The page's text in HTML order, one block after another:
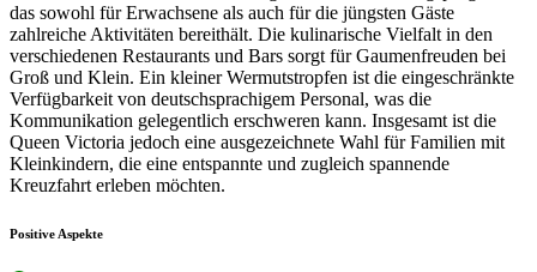
das sowohl für Erwachsene als auch für die jüngsten Gäste
zahlreiche Aktivitäten bereithält. Die kulinarische Vielfalt in den
verschiedenen Restaurants und Bars sorgt für Gaumenfreuden bei
Groß und Klein. Ein kleiner Wermutstropfen ist die eingeschränkte
Verfügbarkeit von deutschsprachigem Personal, was die
Kommunikation gelegentlich erschweren kann. Insgesamt ist die
Queen Victoria jedoch eine ausgezeichnete Wahl für Familien mit
Kleinkindern, die eine entspannte und zugleich spannende
Kreuzfahrt erleben möchten.
Positive Aspekte